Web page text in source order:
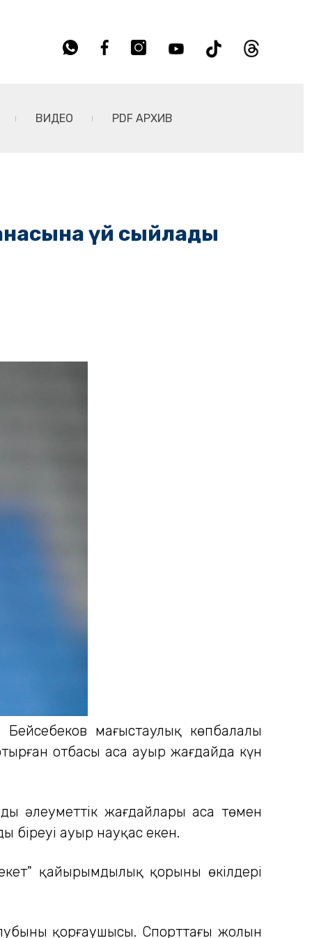
ВИДЕО PDF АРХИВ
үй сыйлады
маңғыстаулық көпбалалы
отбасы аса ауыр жағдайда күн
әлеуметтік жағдайлары аса төмен
біреуі ауыр науқас екен.
қайырымдылық қорының өкілдері
қорғаушысы. Спорттағы жолын